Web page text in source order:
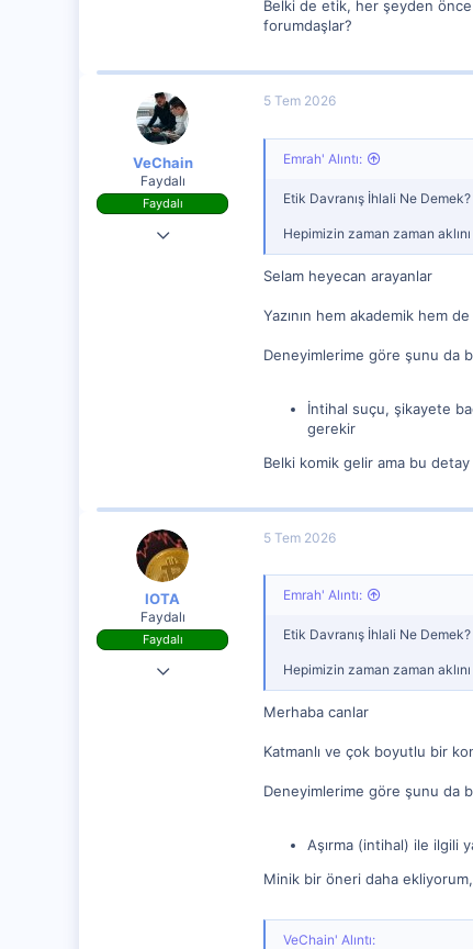
Belki de etik, her şeyden
forumdaşlar?
VeChain
Faydalı
Faydalı
28 Ağu 2023
5 Tem 2026
Emrah' Alıntı:
Etik Davranış İhlali Ne
Hepimizin zaman zaman
Selam heyecan arayanlar
Yazının hem akademik hem
Deneyimlerime göre şunu da
İntihal suçu, şikayete
gerekir
Belki komik gelir ama bu
IOTA
Faydalı
Faydalı
28 Ağu 2023
5 Tem 2026
Emrah' Alıntı:
Etik Davranış İhlali Ne
Hepimizin zaman zaman
Merhaba canlar
Katmanlı ve çok boyutlu bir
Deneyimlerime göre şunu da
Aşırma (intihal) ile ilgili
Minik bir öneri daha
VeChain' Alıntı: